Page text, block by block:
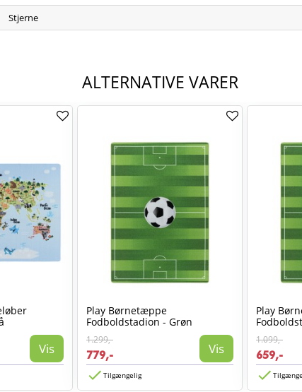
Stjerne
ALTERNATIVE VARER
Vis
Play Børnetæppe
Fodboldstadion - Grøn
1.299,-
779,- Vis
Tilgængelig
Play
1.099,-
659,-